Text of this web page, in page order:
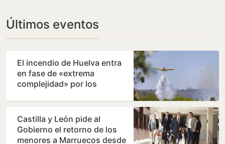
Últimos eventos
El incendio de Huelva entra
en fase de «extrema
complejidad» por los
Castilla y León pide al
Gobierno el retorno de los
menores a Marruecos desde